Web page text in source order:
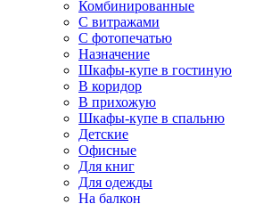
Комбинированные
С витражами
С фотопечатью
Назначение
Шкафы-купе в гостиную
В коридор
В прихожую
Шкафы-купе в спальню
Детские
Офисные
Для книг
Для одежды
На балкон